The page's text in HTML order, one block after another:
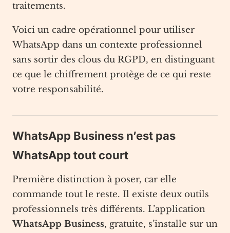
traitements.
Voici un cadre opérationnel pour utiliser
WhatsApp dans un contexte professionnel
sans sortir des clous du RGPD, en distinguant
ce que le chiffrement protège de ce qui reste
votre responsabilité.
WhatsApp Business n’est pas
WhatsApp tout court
Première distinction à poser, car elle
commande tout le reste. Il existe deux outils
professionnels très différents. L’application
WhatsApp Business, gratuite, s’installe sur un